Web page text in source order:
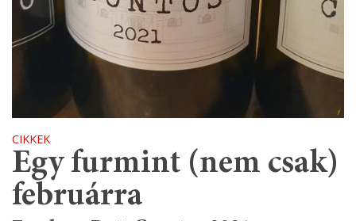
CIKKEK
Egy furmint (nem csak)
februárra